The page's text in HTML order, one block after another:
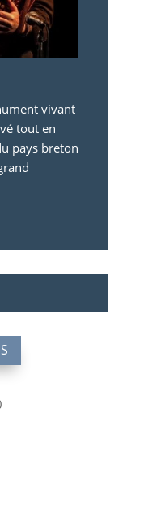
vivant
tout en
pays breton